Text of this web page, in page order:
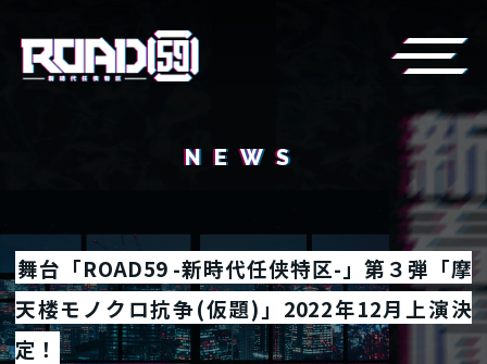
NEWS
舞台「ROAD59 -新時代任侠特区-」第３弾「摩
天楼モノクロ抗争(仮題)」2022年12月上演決
定！